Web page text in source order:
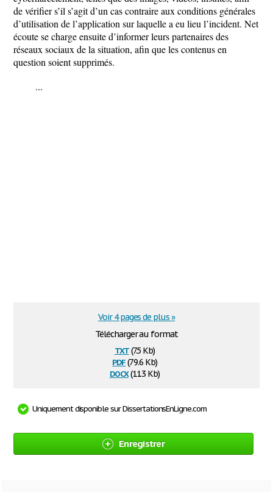
de vérifier s’il s’agit d’un cas contraire aux conditions générales
d’utilisation de l’application sur laquelle a eu lieu l’incident. Net
écoute se charge ensuite d’informer leurs partenaires des
réseaux sociaux de la situation, afin que les contenus en
question soient supprimés.
...
Télécharger au format
txt(7.5 Kb)
pdf(79.6 Kb)
docx(11.3 Kb)
Voir 4 pages de plus »
Uniquement disponible sur DissertationsEnLigne.com
Enregistrer